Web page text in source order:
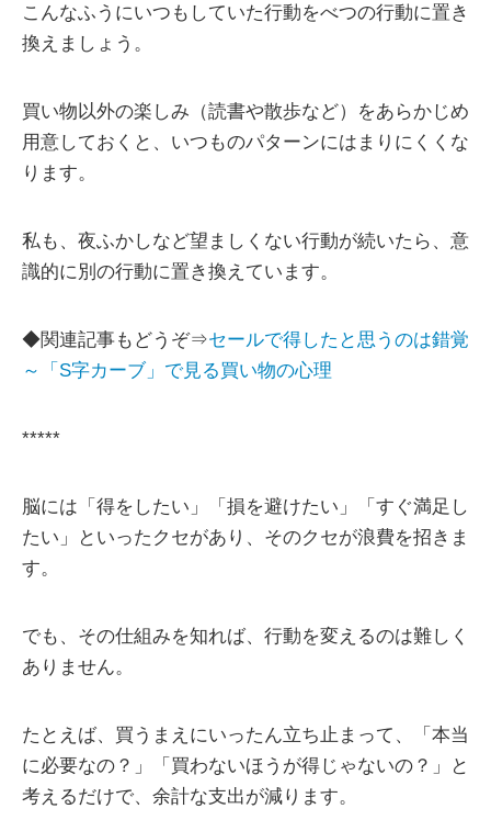
こんなふうにいつもしていた行動をべつの行動に置き
換えましょう。
買い物以外の楽しみ（読書や散歩など）をあらかじめ
用意しておくと、いつものパターンにはまりにくくな
ります。
私も、夜ふかしなど望ましくない行動が続いたら、意
識的に別の行動に置き換えています。
◆関連記事もどうぞ⇒セールで得したと思うのは錯覚
～「S字カーブ」で見る買い物の心理
*****
脳には「得をしたい」「損を避けたい」「すぐ満足し
たい」といったクセがあり、そのクセが浪費を招きま
す。
でも、その仕組みを知れば、行動を変えるのは難しく
ありません。
たとえば、買うまえにいったん立ち止まって、「本当
に必要なの？」「買わないほうが得じゃないの？」と
考えるだけで、余計な支出が減ります。